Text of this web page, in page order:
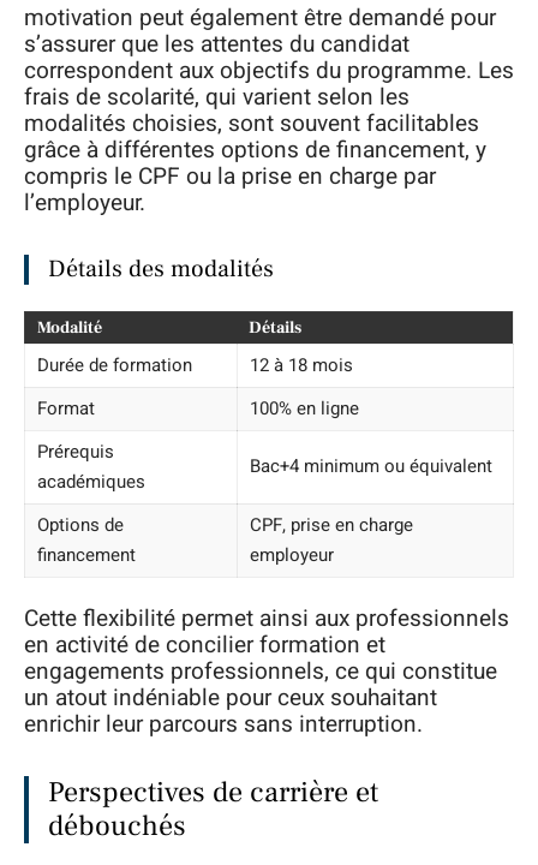
motivation peut également être demandé pour
s’assurer que les attentes du candidat
correspondent aux objectifs du programme. Les
frais de scolarité, qui varient selon les
modalités choisies, sont souvent facilitables
grâce à différentes options de financement, y
compris le CPF ou la prise en charge par
l’employeur.
Détails des modalités
Modalité Détails
Durée de formation
12 à 18 mois
Format
100% en ligne
Prérequis
académiques
Bac+4 minimum ou équivalent
Options de
financement
CPF, prise en charge
employeur
Cette flexibilité permet ainsi aux professionnels
en activité de concilier formation et
engagements professionnels, ce qui constitue
un atout indéniable pour ceux souhaitant
enrichir leur parcours sans interruption.
Perspectives de carrière et
débouchés